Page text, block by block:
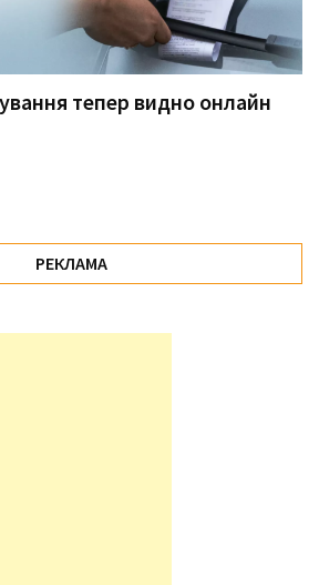
тепер видно онлайн
РЕКЛАМА